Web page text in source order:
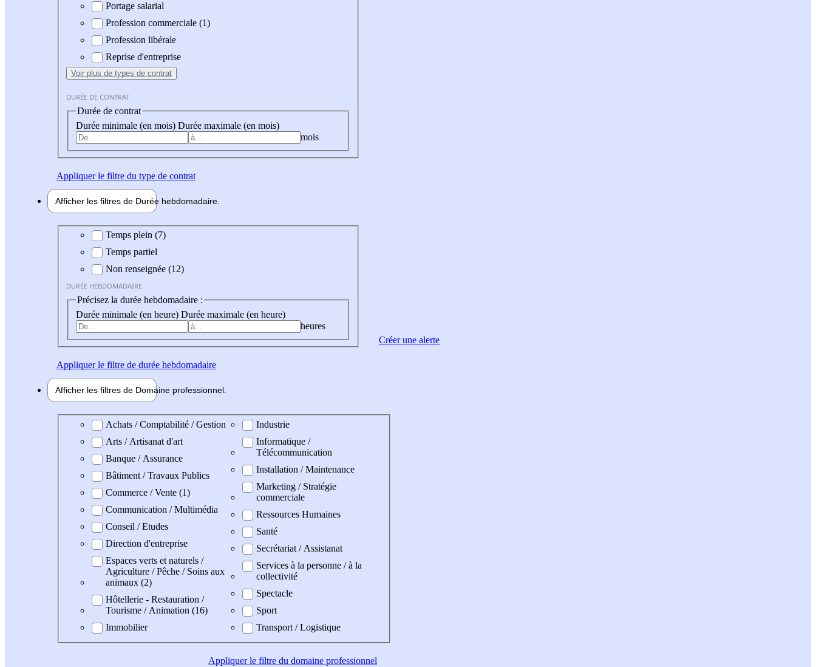
Portage salarial
Profession commerciale (1)
Profession libérale
Reprise d'entreprise
Voir plus de types de contrat
DURÉE DE CONTRAT
Durée de contrat
Durée minimale (en mois) Durée maximale (en mois)
mois
Appliquerle filtre du type de contrat
Afficher les filtres de Durée hebdomadaire
Durée hebdomadaire
Temps plein (7)
Temps partiel
Non renseignée (12)
DURÉE HEBDOMADAIRE
Précisez la durée hebdomadaire :
Durée minimale (en heure) Durée maximale (en heure)
heures
Appliquerle filtre de durée hebdomadaire
Afficher les filtres de Domaine professionnel
Domaine professionel
Achats / Comptabilité / Gestion
Arts / Artisanat d'art
Banque / Assurance
Bâtiment / Travaux Publics
Commerce / Vente (1)
Communication / Multimédia
Conseil / Etudes
Direction d'entreprise
Espaces verts et naturels /
Agriculture / Pêche / Soins aux
animaux (2)
Hôtellerie - Restauration /
Tourisme / Animation (16)
Immobilier
Industrie
Informatique /
Télécommunication
Installation / Maintenance
Marketing / Stratégie
commerciale
Ressources Humaines
Santé
Secrétariat / Assistanat
Services à la personne / à la
collectivité
Spectacle
Sport
Transport / Logistique
Appliquerle filtre du domaine professionnel
Créer une alerte